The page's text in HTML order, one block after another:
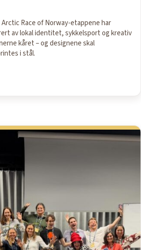
Arctic Race of Norway-etappene har
av lokal identitet, sykkelsport og kreativ
kåret – og designene skal
i stål.